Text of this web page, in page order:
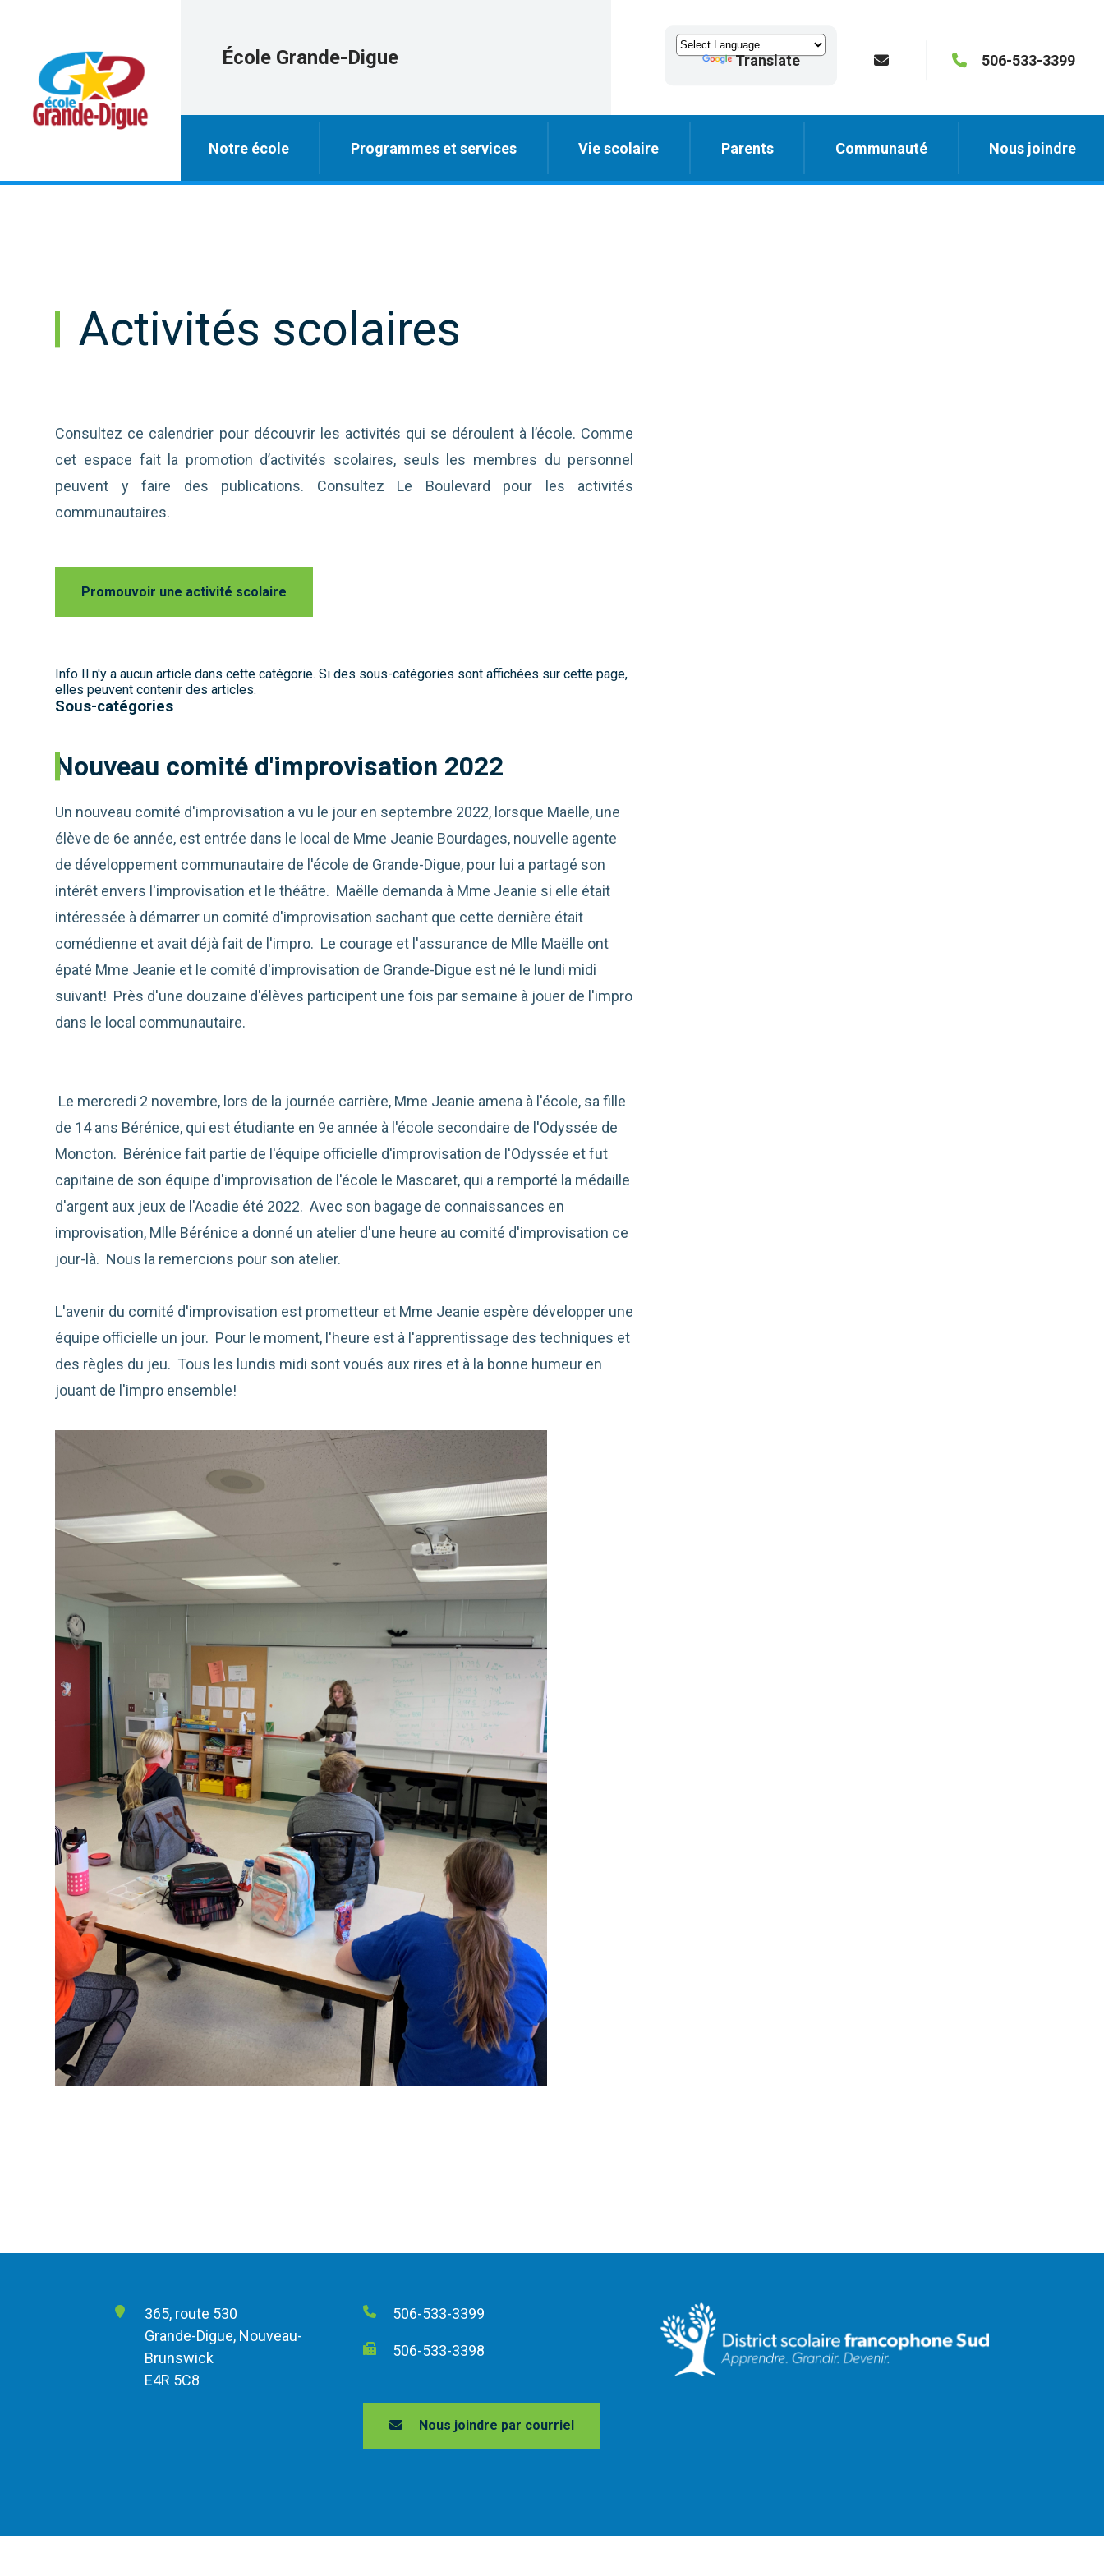
École Grande-Digue Translate 506-533-3399
Notre école Programmes et services Vie scolaire Parents Communauté Nous joindre
Activités scolaires
Consultez ce calendrier pour découvrir les activités qui se déroulent à l’école. Comme
cet espace fait la promotion d’activités scolaires, seuls les membres du personnel
peuvent y faire des publications. Consultez Le Boulevard pour les activités
communautaires.
Promouvoir une activité scolaire
Info Il n'y a aucun article dans cette catégorie. Si des sous-catégories sont affichées sur cette page,
elles peuvent contenir des articles.
Sous-catégories
Nouveau comité d'improvisation 2022
Un nouveau comité d'improvisation a vu le jour en septembre 2022, lorsque Maëlle, une
élève de 6e année, est entrée dans le local de Mme Jeanie Bourdages, nouvelle agente
de développement communautaire de l'école de Grande-Digue, pour lui a partagé son
intérêt envers l'improvisation et le théâtre. Maëlle demanda à Mme Jeanie si elle était
intéressée à démarrer un comité d'improvisation sachant que cette dernière était
comédienne et avait déjà fait de l'impro. Le courage et l'assurance de Mlle Maëlle ont
épaté Mme Jeanie et le comité d'improvisation de Grande-Digue est né le lundi midi
suivant! Près d'une douzaine d'élèves participent une fois par semaine à jouer de l'impro
dans le local communautaire.
Le mercredi 2 novembre, lors de la journée carrière, Mme Jeanie amena à l'école, sa fille
de 14 ans Bérénice, qui est étudiante en 9e année à l'école secondaire de l'Odyssée de
Moncton. Bérénice fait partie de l'équipe officielle d'improvisation de l'Odyssée et fut
capitaine de son équipe d'improvisation de l'école le Mascaret, qui a remporté la médaille
d'argent aux jeux de l'Acadie été 2022. Avec son bagage de connaissances en
improvisation, Mlle Bérénice a donné un atelier d'une heure au comité d'improvisation ce
jour-là. Nous la remercions pour son atelier.
L'avenir du comité d'improvisation est prometteur et Mme Jeanie espère développer une
équipe officielle un jour. Pour le moment, l'heure est à l'apprentissage des techniques et
des règles du jeu. Tous les lundis midi sont voués aux rires et à la bonne humeur en
jouant de l'impro ensemble!
365, route 530
Grande-Digue, Nouveau-
Brunswick
E4R 5C8
506-533-3399
506-533-3398
Nous joindre par courriel